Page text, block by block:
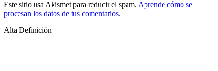
Este sitio usa Akismet para reducir el spam. Aprende cómo se
procesan los datos de tus comentarios.
Alta Definición